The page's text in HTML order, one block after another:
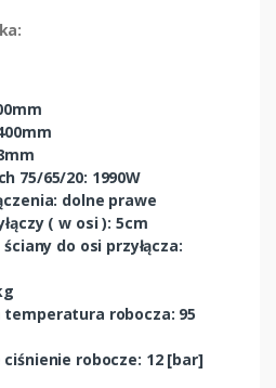
75/65/20: 1990W
dolne prawe
( w osi ): 5cm
ściany do osi przyłącza:
temperatura robocza: 95
robocze: 12 [bar]